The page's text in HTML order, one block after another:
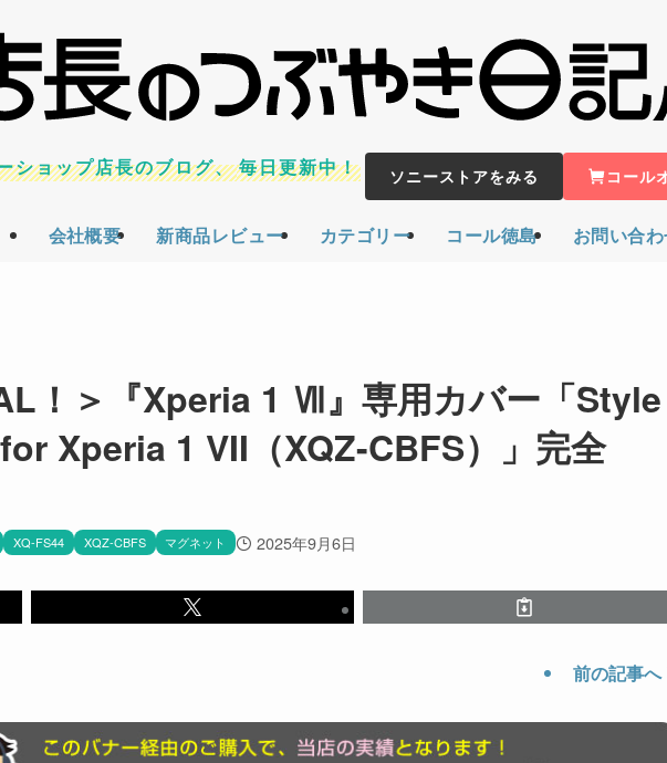
会社概要 新商品レビュー カテゴリー コール徳島 お問い合
ショップ店長のブログ、毎日更新中！ ソニーストアをみる コール
！＞『Xperia 1 Ⅶ』専用カバー「Style
Xperia 1 VII（XQZ-CBFS）」完全
XQ-FS44 XQZ-CBFS マグネット 2025年9月6日
前の記事へ